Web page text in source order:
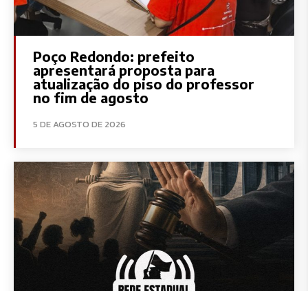
Poço Redondo: prefeito
apresentará proposta para
atualização do piso do professor
no fim de agosto
5 DE AGOSTO DE 2026